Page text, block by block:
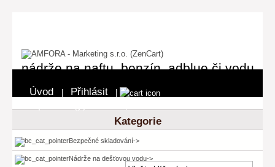
nádrže na naftu, benzín, adblue či vodu
Úvod Přihlásit
Kategorie
Bezpečné skladování->
Nádrže na dešťovou vodu->